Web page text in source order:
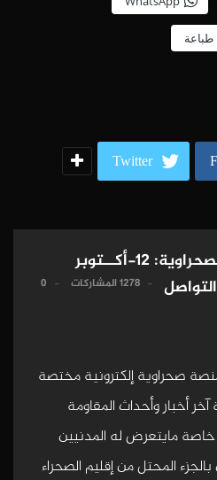
طباعة
Twitter
المنصة الصحراوية: 12-أكــتوبر
1278 المشاركات
0
منصة صحراوية إلكترونية مختصة
أخبار وأحداث المقاومة
خاصة مايتعرض له المدنيين
المحتل من إقليم الصحراء